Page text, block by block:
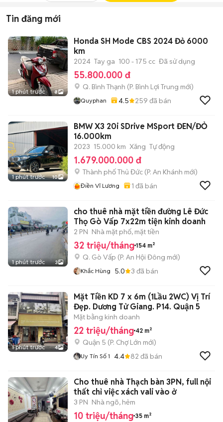
Tin đăng mới
1 phút trước 8
Honda SH Mode CBS 2024 Đỏ 6000
km
2024 Tay ga 100 - 175 cc Đã sử dụng
55.800.000 đ
Q. Bình Thạnh (P. Bình Lợi Trung mới)
Quyphan 4.5 259 đã bán
1 phút trước 10
BMW X3 20i SDrive MSport ĐEN/ĐỎ
16.000km
2023 15.000 km Xăng Tự động
1.679.000.000 đ
Thành phố Thủ Đức (P. An Khánh mới)
Điền Vĩ Lương 1 đã bán
1 phút trước 3
cho thuê nhà mặt tiền đường Lê Đức
Thọ Gò Vấp 7x22m tiện kinh doanh
2 PN Nhà mặt phố, mặt tiền
32 triệu/tháng 154 m²
Q. Gò Vấp (P. An Hội Đông mới)
Khắc Hùng 5.0 3 đã bán
1 phút trước 4
Mặt Tiền KD 7 x 6m (1Lầu 2WC) Vị Trí
Đẹp. Dương Tử Giang. P14. Quận 5
Mặt bằng kinh doanh
22 triệu/tháng 42 m²
Quận 5 (P. Chợ Lớn mới)
Uy Tín Số 1 4.4 82 đã bán
Cho thuê nhà Thạch bàn 3PN, full nội
thất chỉ việc xách vali vào ở
3 PN Nhà ngõ, hẻm
10 triệu/tháng 35 m²